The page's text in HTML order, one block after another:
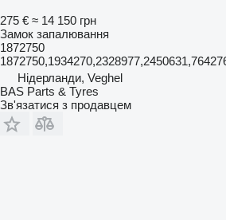
275 € ≈ 14 150 грн
Замок запалювання
1872750
Нідерланди, Veghel
BAS Parts & Tyres
Зв'язатися з продавцем